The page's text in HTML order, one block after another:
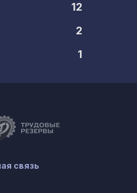
12
2
1
связь